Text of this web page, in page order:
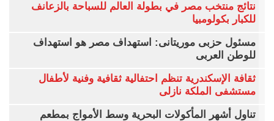
نتائج منتخب مصر في بطولة العالم للسباحة بالزعانف
للكبار بكولومبيا
مسئول حزبى موريتانى: استهداف مصر هو استهداف
للوطن العربى
ثقافة الإسكندرية تنظم احتفالية ثقافية وفنية لأطفال
مستشفى الملكة نازلى
تناول أشهر المأكولات البحرية وسط الأمواج بمطعم